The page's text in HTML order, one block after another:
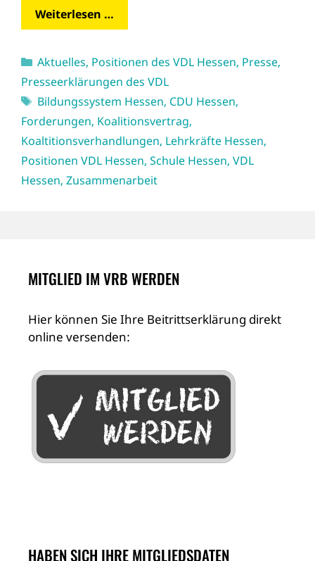
Weiterlesen …
Kategorien
Aktuelles, Positionen des VDL Hessen, Presse,
Presseerklärungen des VDL
Schlagwörter
Bildungssystem Hessen, CDU Hessen,
Forderungen, Koalitionsvertrag,
Koaltitionsverhandlungen, Lehrkräfte Hessen,
Positionen VDL Hessen, Schule Hessen, VDL
Hessen, Zusammenarbeit
MITGLIED IM VRB WERDEN
Hier können Sie Ihre Beitrittserklärung direkt
online versenden:
HABEN SICH IHRE MITGLIEDSDATEN